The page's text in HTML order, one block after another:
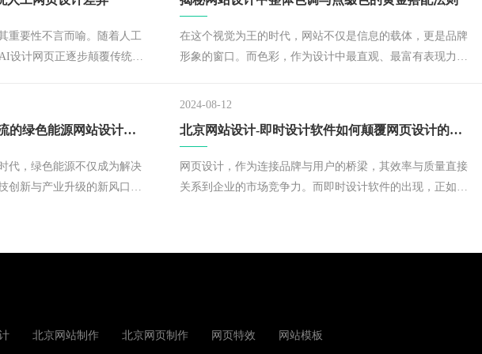
理、色彩搭配及排版规范四个维度，详解网页设计的核心要
点及实施策略。​
重要性不言而喻。随着人工
设计网页正逐步颠覆传统人
在这个视觉为王的时代，网站不仅是信息的载体，更是品牌
形象的窗口。而色彩，作为设计中最直观、最富有表现力的
脱颖而出的黄金搭配法则！
北京网站设计-打造引领潮流的绿色能源网站设计秘籍
代，绿色能源不仅成为解决
创新与产业升级的新风口。
2024-08-12
北京网站设计-即时设计软件如何颠覆网页设计的未来
网页设计，作为连接品牌与用户的桥梁，其效率与质量直接
关系到企业的市场竞争力。而即时设计软件的出现，正如同
北京网站制作 北京网页制作 网页特效 网站模板